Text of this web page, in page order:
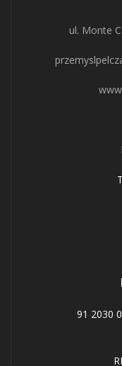
ul. Monte
91 2030